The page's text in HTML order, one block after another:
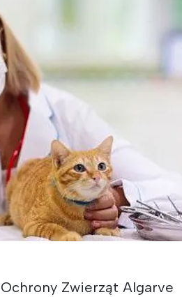
Zwierząt Algarve